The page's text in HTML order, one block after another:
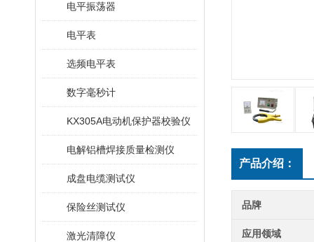
电平振荡器
电平表
选频电平表
数字毫秒计
KX305A电动机保护器校验仪
电解铝槽焊接质量检测仪
成盘电缆测试仪
保险丝测试仪
激光清障仪
产品介绍：
品牌
应用领域